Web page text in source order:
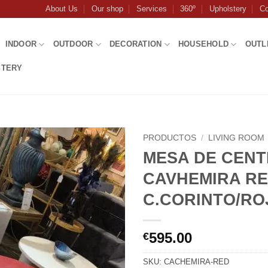
About Us Our shop Services 360º Upholstery
INDOOR OUTDOOR DECORATION HOUSEHOLD
PRODUCTOS / LIVING ROOM
MESA DE
CAVHEMIRA
C.CORINTO/
€595.00
SKU: CACHEMIRA-RED